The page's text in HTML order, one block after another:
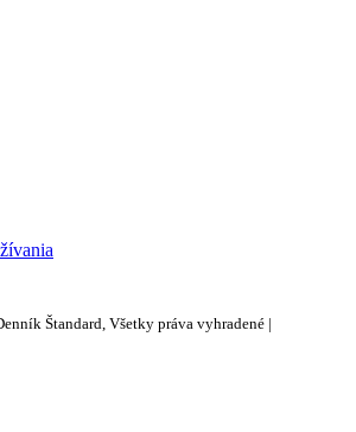
Štandard, Všetky práva vyhradené |